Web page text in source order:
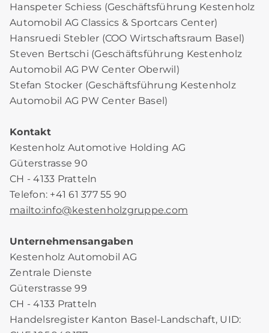
Hanspeter Schiess (Geschäftsführung Kestenholz
Automobil AG Classics & Sportcars Center)
Hansruedi Stebler (COO Wirtschaftsraum Basel)
Steven Bertschi (Geschäftsführung Kestenholz
Automobil AG PW Center Oberwil)
Stefan Stocker (Geschäftsführung Kestenholz
Automobil AG PW Center Basel)
Kontakt
Kestenholz Automotive Holding AG
Güterstrasse 90
CH - 4133 Pratteln
Telefon: +41 61 377 55 90
mailto:info@kestenholzgruppe.com
Unternehmensangaben
Kestenholz Automobil AG
Zentrale Dienste
Güterstrasse 99
CH - 4133 Pratteln
Handelsregister Kanton Basel-Landschaft, UID: